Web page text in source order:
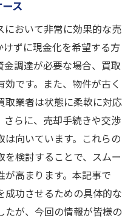
ス
において非常に効果的な売
ずに現金化を希望する方
金調達が必要な場合、買取
です。また、物件が古く
取業者は状態に柔軟に対応
さらに、売却手続きや交渉
は向いています。これらの
検討することで、スムー
が高まります。本記事で
成功させるための具体的な
たが、今回の情報が皆様の